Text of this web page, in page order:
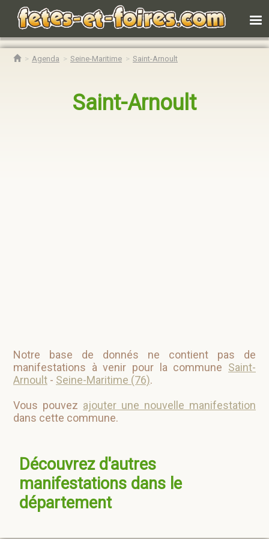
Agenda Seine-Maritime Saint-Arnoult
Saint-Arnoult
Notre base de donnés ne contient pas de
manifestations à venir pour la commune Saint-
Arnoult - Seine-Maritime (76).
Vous pouvez ajouter une nouvelle manifestation
dans cette commune.
Découvrez d'autres
manifestations dans le
département